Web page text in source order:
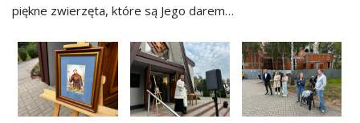
piękne zwierzęta, które są Jego darem…